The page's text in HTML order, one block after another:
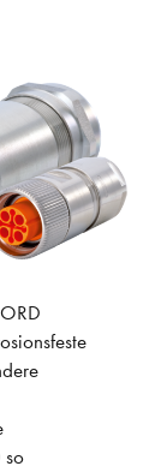
so